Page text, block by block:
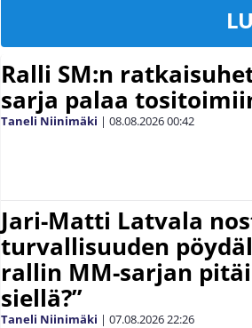
Ralli SM:n
sarja palaa
Taneli Niinimäki | 08.08.202600:42
Jari-Matti Latvala
turvallisuuden
rallin MM-sarjan
siellä?”
Taneli Niinimäki | 07.08.202622:26